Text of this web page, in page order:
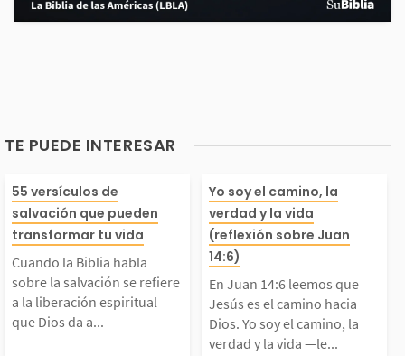
TE PUEDE INTERESAR
la Biblia habl
sobre la salvación s
refiere a la liberació
espiritual que Dios
55 versículos de
salvación que pueden
transformar tu vida
Cuando la Biblia habla
sobre la salvación se refiere
a la liberación espiritual
que Dios da a...
En Juan 14:6
que Jesús es
o hacia Dios.
l camino, la
Yo soy el camino, la
verdad y la vida
(reflexión sobre Juan
14:6)
En Juan 14:6 leemos que
Jesús es el camino hacia
Dios. Yo soy el camino, la
verdad y la vida —le...